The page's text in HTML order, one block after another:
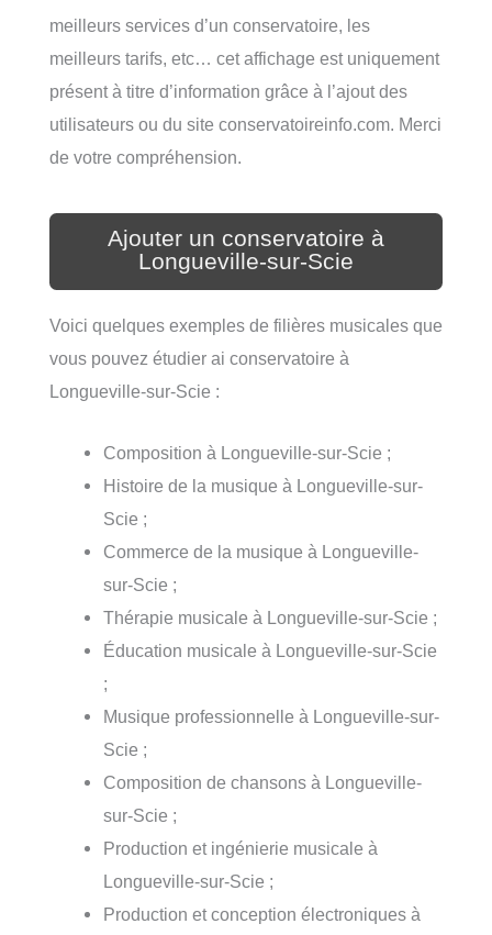
meilleurs services d’un conservatoire, les
meilleurs tarifs, etc… cet affichage est uniquement
présent à titre d’information grâce à l’ajout des
utilisateurs ou du site conservatoireinfo.com. Merci
de votre compréhension.
Ajouter un conservatoire à
Longueville-sur-Scie
Voici quelques exemples de filières musicales que
vous pouvez étudier ai conservatoire à
Longueville-sur-Scie :
Composition à Longueville-sur-Scie ;
Histoire de la musique à Longueville-sur-
Scie ;
Commerce de la musique à Longueville-
sur-Scie ;
Thérapie musicale à Longueville-sur-Scie ;
Éducation musicale à Longueville-sur-Scie
;
Musique professionnelle à Longueville-sur-
Scie ;
Composition de chansons à Longueville-
sur-Scie ;
Production et ingénierie musicale à
Longueville-sur-Scie ;
Production et conception électroniques à